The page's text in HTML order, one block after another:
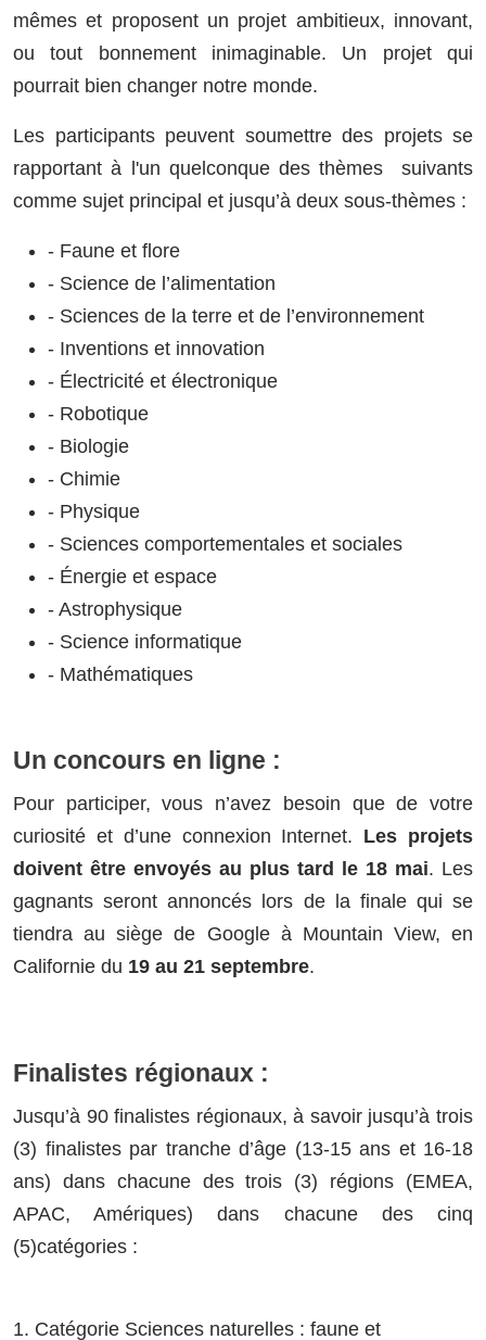
mêmes et proposent un projet ambitieux, innovant,
ou tout bonnement inimaginable. Un projet qui
pourrait bien changer notre monde.
Les participants peuvent soumettre des projets se
rapportant à l'un quelconque des thèmes suivants
comme sujet principal et jusqu’à deux sous-thèmes :
- Faune et flore
- Science de l’alimentation
- Sciences de la terre et de l’environnement
- Inventions et innovation
- Électricité et électronique
- Robotique
- Biologie
- Chimie
- Physique
- Sciences comportementales et sociales
- Énergie et espace
- Astrophysique
- Science informatique
- Mathématiques
Un concours en ligne :
Pour participer, vous n’avez besoin que de votre
curiosité et d’une connexion Internet. Les projets
doivent être envoyés au plus tard le 18 mai. Les
gagnants seront annoncés lors de la finale qui se
tiendra au siège de Google à Mountain View, en
Californie du 19 au 21 septembre.
Finalistes régionaux :
Jusqu’à 90 finalistes régionaux, à savoir jusqu’à trois
(3) finalistes par tranche d’âge (13-15 ans et 16-18
ans) dans chacune des trois (3) régions (EMEA,
APAC, Amériques) dans chacune des cinq
(5)catégories :
1. Catégorie Sciences naturelles : faune et